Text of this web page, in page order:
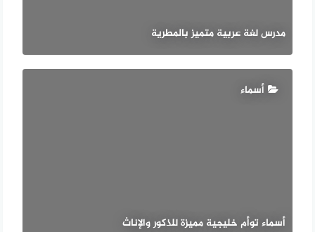
مدرس لغة عربية متميز بالمطرية
أسماء
أسماء توأم خليجية مميزة للذكور والإناث